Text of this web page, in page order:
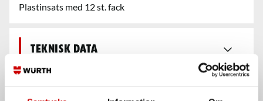
Plastinsats med 12 st. fack
Teknisk data